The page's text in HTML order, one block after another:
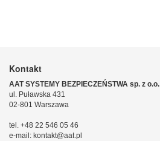
Kontakt
AAT SYSTEMY BEZPIECZEŃSTWA sp. z o.o.
ul. Puławska 431
02-801 Warszawa
tel. +48 22 546 05 46
e-mail: kontakt@aat.pl